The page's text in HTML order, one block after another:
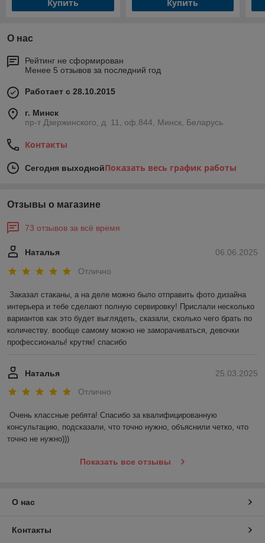
Купить Купить
О нас
Рейтинг не сформирован
Менее 5 отзывов за последний год
Работает с 28.10.2015
г. Минск
пр-т Дзержинского, д. 11, оф.844, Минск, Беларусь
Контакты
Сегодня выходнойПоказать весь график работы
Отзывы о магазине
73 отзывов за всё время
06.06.2025
Наталья
Отлично
Заказал стаканы, а на деле можно было отправить фото дизайна
интерьера и тебе сделают полную сервировку! Прислали несколько
вариантов как это будет выглядеть, сказали, сколько чего брать по
количеству. вообще самому можно не заморачиваться, девочки
профессионалы! крутяк! спасибо
25.03.2025
Наталья
Отлично
Очень классные ребята! Спасибо за квалифицированную
консультацию, подсказали, что точно нужно, объяснили четко, что
точно не нужно)))
Показать все отзывы
О нас
Контакты